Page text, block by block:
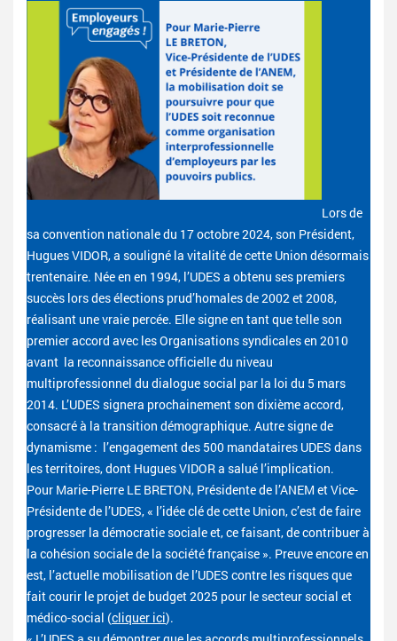
Lors de
sa convention nationale du 17 octobre 2024, son Président,
Hugues VIDOR, a souligné la vitalité de cette Union désormais
trentenaire. Née en en 1994, l’UDES a obtenu ses premiers
succès lors des élections prud’homales de 2002 et 2008,
réalisant une vraie percée. Elle signe en tant que telle son
premier accord avec les Organisations syndicales en 2010
avant la reconnaissance officielle du niveau
multiprofessionnel du dialogue social par la loi du 5 mars
2014. L’UDES signera prochainement son dixième accord,
consacré à la transition démographique. Autre signe de
dynamisme : l’engagement des 500 mandataires UDES dans
les territoires, dont Hugues VIDOR a salué l’implication.
Pour Marie-Pierre LE BRETON, Présidente de l’ANEM et Vice-
Présidente de l’UDES, « l’idée clé de cette Union, c’est de faire
progresser la démocratie sociale et, ce faisant, de contribuer à
la cohésion sociale de la société française ». Preuve encore en
est, l’actuelle mobilisation de l’UDES contre les risques que
fait courir le projet de budget 2025 pour le secteur social et
médico-social (cliquer ici).